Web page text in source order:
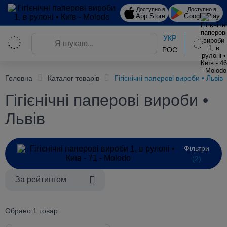
Доступно в
App Store
Доступно в
Google Play
УКР
РОС
Головна Каталог товарів Гігієнічні паперові вироби • Львів
Гігієнічні паперові вироби •
Львів
Фільтри
(2)
За рейтингом
Обрано 1 товар